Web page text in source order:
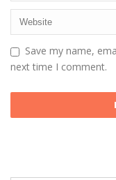
Save my name,
next time I comment.